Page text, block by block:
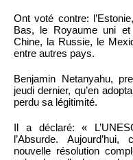
Ont voté contre:
Bas, le Royaume uni
Chine, la Russie, le
entre autres pays.
Benjamin Netanyahu,
jeudi dernier, qu’en
perdu sa légitimité.
Il a déclaré: «
l’Absurde.
nouvelle résolution